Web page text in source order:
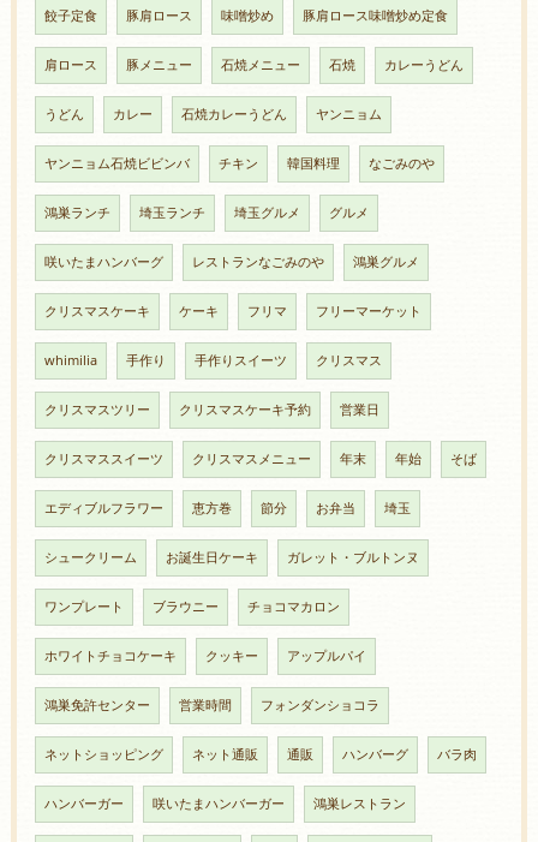
餃子定食 豚肩ロース 味噌炒め 豚肩ロース味噌炒め定食
肩ロース 豚メニュー 石焼メニュー 石焼 カレーうどん
うどん カレー 石焼カレーうどん ヤンニョム
ヤンニョム石焼ビビンバ チキン 韓国料理 なごみのや
鴻巣ランチ 埼玉ランチ 埼玉グルメ グルメ
咲いたまハンバーグ レストランなごみのや 鴻巣グルメ
クリスマスケーキ ケーキ フリマ フリーマーケット
whimilia 手作り 手作りスイーツ クリスマス
クリスマスツリー クリスマスケーキ予約 営業日
クリスマススイーツ クリスマスメニュー 年末 年始 そば
エディブルフラワー 恵方巻 節分 お弁当 埼玉
シュークリーム お誕生日ケーキ ガレット・ブルトンヌ
ワンプレート ブラウニー チョコマカロン
ホワイトチョコケーキ クッキー アップルパイ
鴻巣免許センター 営業時間 フォンダンショコラ
ネットショッピング ネット通販 通販 ハンバーグ バラ肉
ハンバーガー 咲いたまハンバーガー 鴻巣レストラン